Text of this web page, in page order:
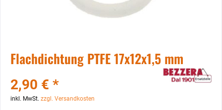
Flachdichtung PTFE 17x12x1,5 mm
2,90 € *
inkl. MwSt. zzgl. Versandkosten